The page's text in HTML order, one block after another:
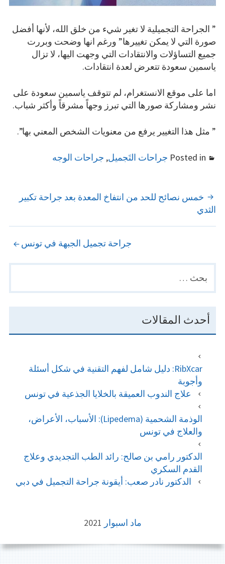
” الجراحة التجميلية لا تغير شيء من خلق الله، لأنها أفضل
صورة التي لا يمكن تغييرها” ورغم انها وضحت وبررت
جميع التساؤلات والانتقادات التي وجهت اليها، لا تزال
ياسمين سعودة تتعرض لعدة انتقادات.
اما على موقع الانستغرام، لم تتوقف ياسمين سعودة على
نشر ومشاركة صورها التي تبرز وجهاً مشرقاً وأكثر شباب.
” مثل هذا التغيير يرفع من معنويات الشخص المعني بها”.
Posted in جراحات التَجميل, جراحات الوجه
POST
NAVIGATION
خمس نصائح للحد من انتفاخ المعدة بعد جراحة تكبير
الثدي
جراحة تجميل الجبهة في تونس
SIDEBAR
البحث
عن:
أحدث المقالات
RibXcar: دليل شامل لفهم التقنية في شكل أسئلة
وأجوبة
علاج الندوب العميقة بالخلايا الجذعية في تونس
الوذمة الشحمية (Lipedema): الأسباب، الأعراض،
والعلاج في تونس
الدكتور رامي بن صالح: رائد الطب التجديدي وعلاج
القدم السكري
الدكتور نادر صعب: أيقونة جراحة التجميل في دبي
CONTENT
ماد اسبوار 2021